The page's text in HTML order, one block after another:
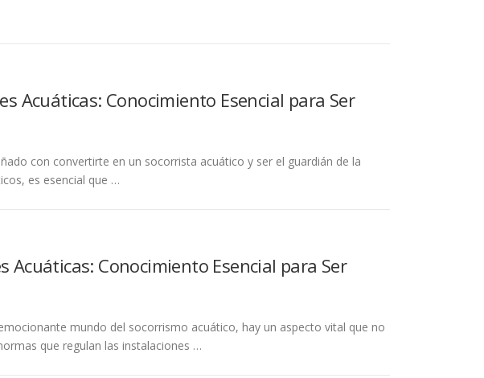
Acuáticas: Conocimiento Esencial para Ser
con convertirte en un socorrista acuático y ser el guardián de la
es esencial que …
Acuáticas: Conocimiento Esencial para Ser
mundo del socorrismo acuático, hay un aspecto vital que no
que regulan las instalaciones …